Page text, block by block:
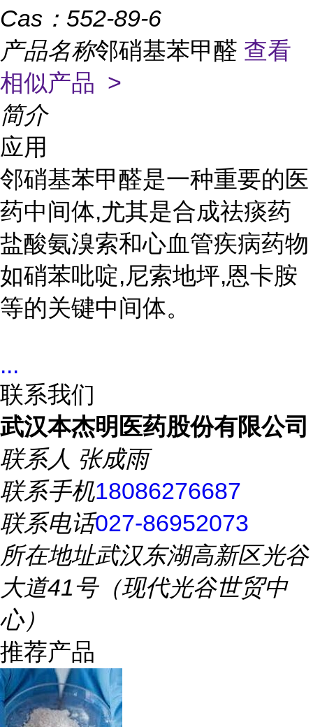
Cas： 552-89-6
产品名称邻硝基苯甲醛 查看
相似产品 >
简介
应用
邻硝基苯甲醛是一种重要的医
药中间体,尤其是合成祛痰药
盐酸氨溴索和心血管疾病药物
如硝苯吡啶,尼索地坪,恩卡胺
等的关键中间体。
...
联系我们
武汉本杰明医药股份有限公司
联系人 张成雨
联系手机18086276687
联系电话027-86952073
所在地址武汉东湖高新区光谷
大道41号（现代光谷世贸中
心）
推荐产品